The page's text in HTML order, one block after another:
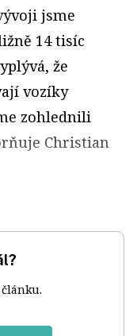
jsme
14 tisíc
že
vozíky
zohlednili
Christian
článku.